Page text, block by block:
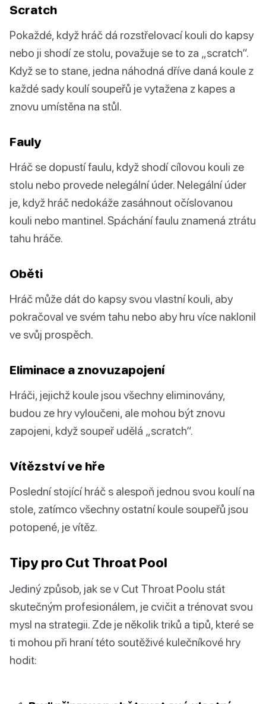
Scratch
Pokaždé, když hráč dá rozstřelovací kouli do kapsy
nebo ji shodí ze stolu, považuje se to za „scratch“.
Když se to stane, jedna náhodná dříve daná koule z
každé sady koulí soupeřů je vytažena z kapes a
znovu umístěna na stůl.
Fauly
Hráč se dopustí faulu, když shodí cílovou kouli ze
stolu nebo provede nelegální úder. Nelegální úder
je, když hráč nedokáže zasáhnout očíslovanou
kouli nebo mantinel. Spáchání faulu znamená ztrátu
tahu hráče.
Oběti
Hráč může dát do kapsy svou vlastní kouli, aby
pokračoval ve svém tahu nebo aby hru více naklonil
ve svůj prospěch.
Eliminace a znovuzapojení
Hráči, jejichž koule jsou všechny eliminovány,
budou ze hry vyloučeni, ale mohou být znovu
zapojeni, když soupeř udělá „scratch“.
Vítězství ve hře
Poslední stojící hráč s alespoň jednou svou koulí na
stole, zatímco všechny ostatní koule soupeřů jsou
potopené, je vítěz.
Tipy pro Cut Throat Pool
Jediný způsob, jak se v Cut Throat Poolu stát
skutečným profesionálem, je cvičit a trénovat svou
mysl na strategii. Zde je několik triků a tipů, které se
ti mohou při hraní této soutěživé kulečníkové hry
hodit: